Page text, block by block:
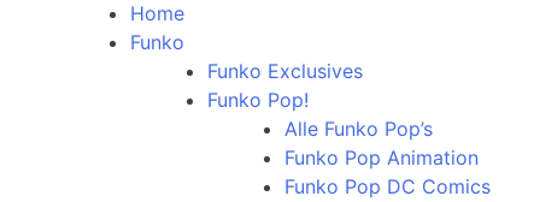
Home
Funko
Funko Exclusives
Funko Pop!
Alle Funko Pop’s
Funko Pop Animation
Funko Pop DC Comics